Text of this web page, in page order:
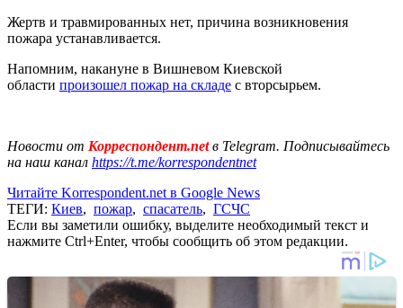
Жертв и травмированных нет, причина возникновения
пожара устанавливается.
Напомним, накануне в Вишневом Киевской
области произошел пожар на складе с вторсырьем.
Новости от Корреспондент.netв Telegram. Подписывайтесь
на наш канал https://t.me/korrespondentnet
Читайте Korrespondent.net в Google News
ТЕГИ: Киев, пожар, спасатель, ГСЧС
Если вы заметили ошибку, выделите необходимый текст и
нажмите Ctrl+Enter, чтобы сообщить об этом редакции.